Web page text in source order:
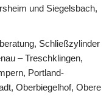
und Siegelsbach,
Schließzylinder
– Treschklingen,
Portland-
Oberbiegelhof, Obere